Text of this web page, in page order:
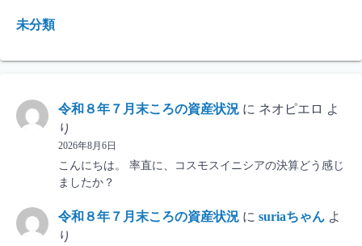
未分類
令和８年７月末ころの資産状況 に ネオピエロ よ
り
2026年8月6日
こんにちは。 率直に、コスモスイニシアの決算どう感じ
ましたか？
令和８年７月末ころの資産状況 に suriaちゃん よ
り